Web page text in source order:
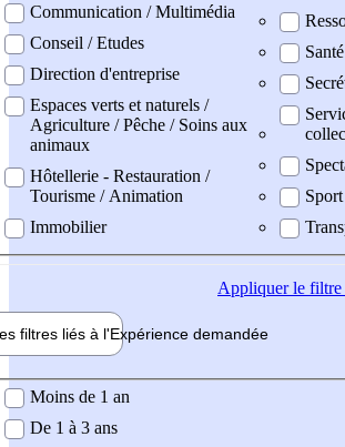
Communication / Multimédia
Conseil / Etudes
Direction d'entreprise
Espaces verts et naturels /
Agriculture / Pêche / Soins aux
animaux
Hôtellerie - Restauration /
Tourisme / Animation
Immobilier
Santé
Sport
Appliquerle filtre
filtres liés à l'Expérience demandée
demandée
Moins de 1 an
De 1 à 3 ans